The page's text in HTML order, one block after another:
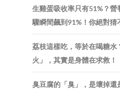
生雞蛋吸收率只有51%？營
驟瞬間飆到91%！你絕對猜
荔枝這樣吃，等於在喝糖水
火」，其實是身體在求救！
臭豆腐的「臭」，是壞掉還